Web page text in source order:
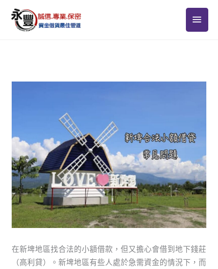
主
單
在新埤地區找合法的小額借款，但又擔心會借到地下錢莊
（高利貸）。新埤地區有些人處於急需資金的情況下，而